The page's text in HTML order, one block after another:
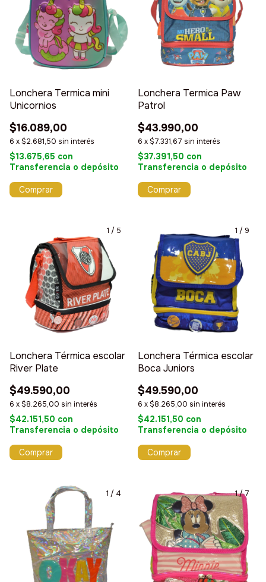
Lonchera Termica mini
Unicornios
$16.089,00
6 x$2.681,50 sin interés
$13.675,65 con
Transferencia o depósito
Lonchera Termica Paw
Patrol
$43.990,00
6 x$7.331,67 sin interés
$37.391,50 con
Transferencia o depósito
1 / 5
Lonchera Térmica escolar
River Plate
$49.590,00
6 x$8.265,00 sin interés
$42.151,50 con
Transferencia o depósito
1 / 9
Lonchera Térmica escolar
Boca Juniors
$49.590,00
6 x$8.265,00 sin interés
$42.151,50 con
Transferencia o depósito
1 / 4 1/7